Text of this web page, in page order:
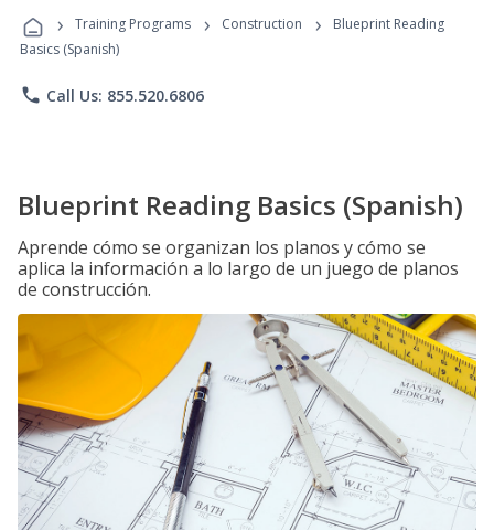
Programs
› Training Programs › Construction ›
Blueprint Reading
Basics (Spanish)
phone Call Us: 855.520.6806
Blueprint Reading Basics (Spanish)
Aprende cómo se organizan los planos y cómo se
aplica la información a lo largo de un juego de planos
de construcción.